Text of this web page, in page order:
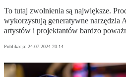
To tutaj zwolnienia są największe.
wykorzystują generatywne narzędzia
artystów i projektantów bardzo
Publikacja: 24.07.2024 20:14